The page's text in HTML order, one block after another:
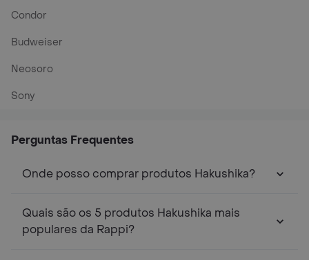
Condor
Budweiser
Neosoro
Sony
Perguntas Frequentes
Onde posso comprar produtos Hakushika?
Quais são os 5 produtos Hakushika mais
populares da Rappi?